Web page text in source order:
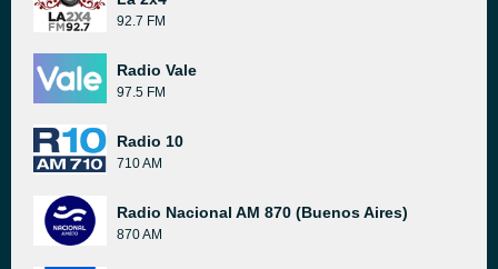
92.7 FM
Radio Vale
97.5 FM
Radio 10
710 AM
Radio Nacional AM 870 (Buenos Aires)
870 AM